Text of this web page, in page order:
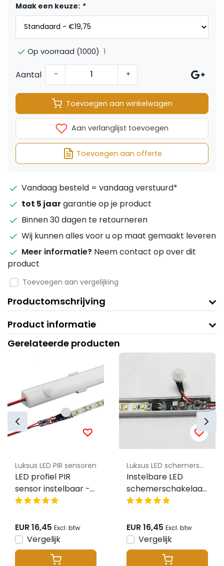
Maak een keuze: *
Op voorraad (1000) 1
Aantal - +
Toevoegen aan winkelwagen
Aan verlanglijst toevoegen
Toevoegen aan offerte
Vandaag besteld = vandaag verstuurd*
tot 5 jaargarantie op je product
Binnen 30 dagen te retourneren
Wij kunnen alles voor u op maat gemaakt leveren
Meer informatie? Neem contact op over dit
product
Toevoegen aan vergelijking
Productomschrijving
Product informatie
Gerelateerde producten
Luksus LED PIR sensoren
LED profiel PIR
sensor instelbaar -
SPIR001T
EUR 16,45 Excl. btw
Vergelijk
Luksus LED schemerschakelaar
Instelbare LED
schemerschakelaar
& PIR sensor in 1 -
EUR 16,45 Excl. btw
Vergelijk